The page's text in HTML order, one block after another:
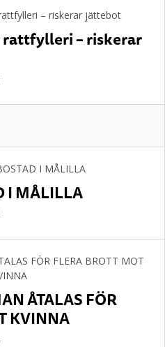
rattfylleri – riskerar
I MÅLILLA
ÅTALAS FÖR
KVINNA